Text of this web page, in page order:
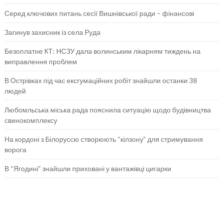
Серед ключових питань сесії Вишнівської ради – фінансові
Загинув захисник із села Руда
Безоплатне КТ: НСЗУ дала волинським лікарням тиждень на
виправлення проблем
В Острівках під час ексгумаційних робіт знайшли останки 38
людей
Любомльська міська рада пояснила ситуацію щодо будівництва
свинокомплексу
На кордоні з Білоруссю створюють “кілзону” для стримування
ворога
В “Ягодині” знайшли приховані у вантажівці цигарки